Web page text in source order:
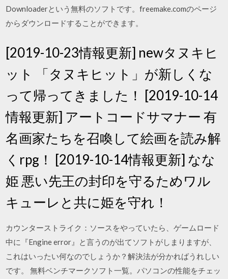
Downloaderという無料のソフトです。freemake.comのページ
からダウンロードすることができます。
[2019-10-23情報更新] newタヌキヒ
ット 「タヌキヒット」が新しくな
って帰ってきました！ [2019-10-14
情報更新] アートコードサマナー 有
名画家たちを召喚して絵画を読み解
くrpg！ [2019-10-14情報更新] なな
姫 悪い先王の封印を守るためワル
キューレと共に姫を守れ！
カウンターストライク：ソースをやっていたら、ゲームロード
中に『Engine error』と言うのが出てソフトがしまりますが、
これはいったい何なのでしょうか？解決法が分かればうれしい
です。 無料ベンチマークソフト一覧。パソコンの性能をチェッ